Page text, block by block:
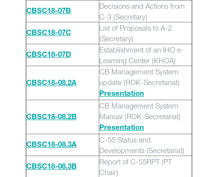
CBSC18-07B
Decisions and Actions from
C-3 (Secretary)
CBSC18-07C
List of Proposals to A-2
(Secretary)
CBSC18-07D
Establishment of an IHO e-
Learning Center (KHOA)
CBSC18-08.2A
CB Management System
update (ROK-Secretariat)
Presentation
CBSC18-08.2B
CB Management System
Manual (ROK-Secretariat)
Presentation
CBSC18-08.3A
C-55 Status and
Developments (Secretariat)
CBSC18-08.3B
Report of C-55RPT (PT
Chair)